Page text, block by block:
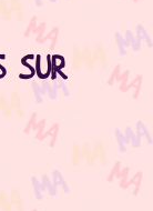
SUR